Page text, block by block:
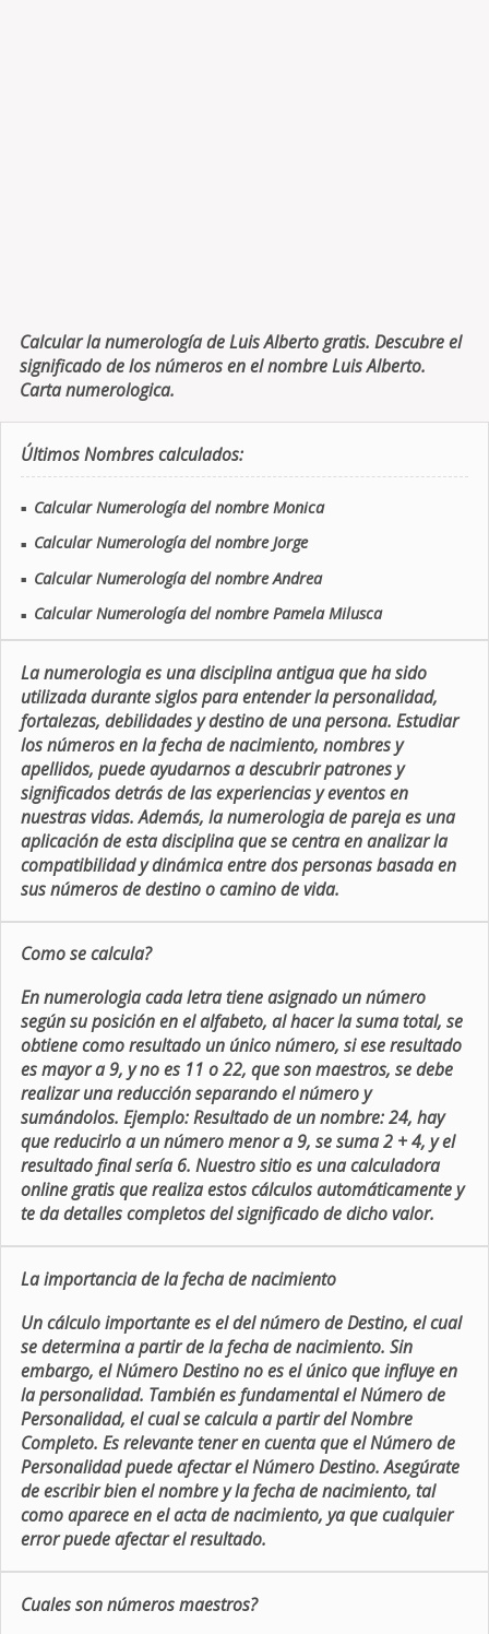
Calcular la numerología de Luis Alberto gratis. Descubre el
significado de los números en el nombre Luis Alberto.
Carta numerologica.
Últimos Nombres calculados:
■ Calcular Numerología del nombre Monica
■ Calcular Numerología del nombre Jorge
■ Calcular Numerología del nombre Andrea
■ Calcular Numerología del nombre Pamela Milusca
La numerologia es una disciplina antigua que ha sido
utilizada durante siglos para entender la personalidad,
fortalezas, debilidades y destino de una persona. Estudiar
los números en la fecha de nacimiento, nombres y
apellidos, puede ayudarnos a descubrir patrones y
significados detrás de las experiencias y eventos en
nuestras vidas. Además, la numerologia de pareja es una
aplicación de esta disciplina que se centra en analizar la
compatibilidad y dinámica entre dos personas basada en
sus números de destino o camino de vida.
Como se calcula?
En numerologia cada letra tiene asignado un número
según su posición en el alfabeto, al hacer la suma total, se
obtiene como resultado un único número, si ese resultado
es mayor a 9, y no es 11 o 22, que son maestros, se debe
realizar una reducción separando el número y
sumándolos. Ejemplo: Resultado de un nombre: 24, hay
que reducirlo a un número menor a 9, se suma 2 + 4, y el
resultado final sería 6. Nuestro sitio es una calculadora
online gratis que realiza estos cálculos automáticamente y
te da detalles completos del significado de dicho valor.
La importancia de la fecha de nacimiento
Un cálculo importante es el del número de Destino, el cual
se determina a partir de la fecha de nacimiento. Sin
embargo, el Número Destino no es el único que influye en
la personalidad. También es fundamental el Número de
Personalidad, el cual se calcula a partir del Nombre
Completo. Es relevante tener en cuenta que el Número de
Personalidad puede afectar el Número Destino. Asegúrate
de escribir bien el nombre y la fecha de nacimiento, tal
como aparece en el acta de nacimiento, ya que cualquier
error puede afectar el resultado.
Cuales son números maestros?